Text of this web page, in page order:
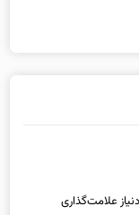
علامت‌گذاری